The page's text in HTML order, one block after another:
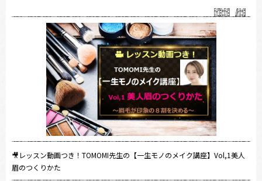
🎥レッスン動画つき！TOMOMI先生の【一生モノのメイク講座】Vol,1美人
眉のつくりかた